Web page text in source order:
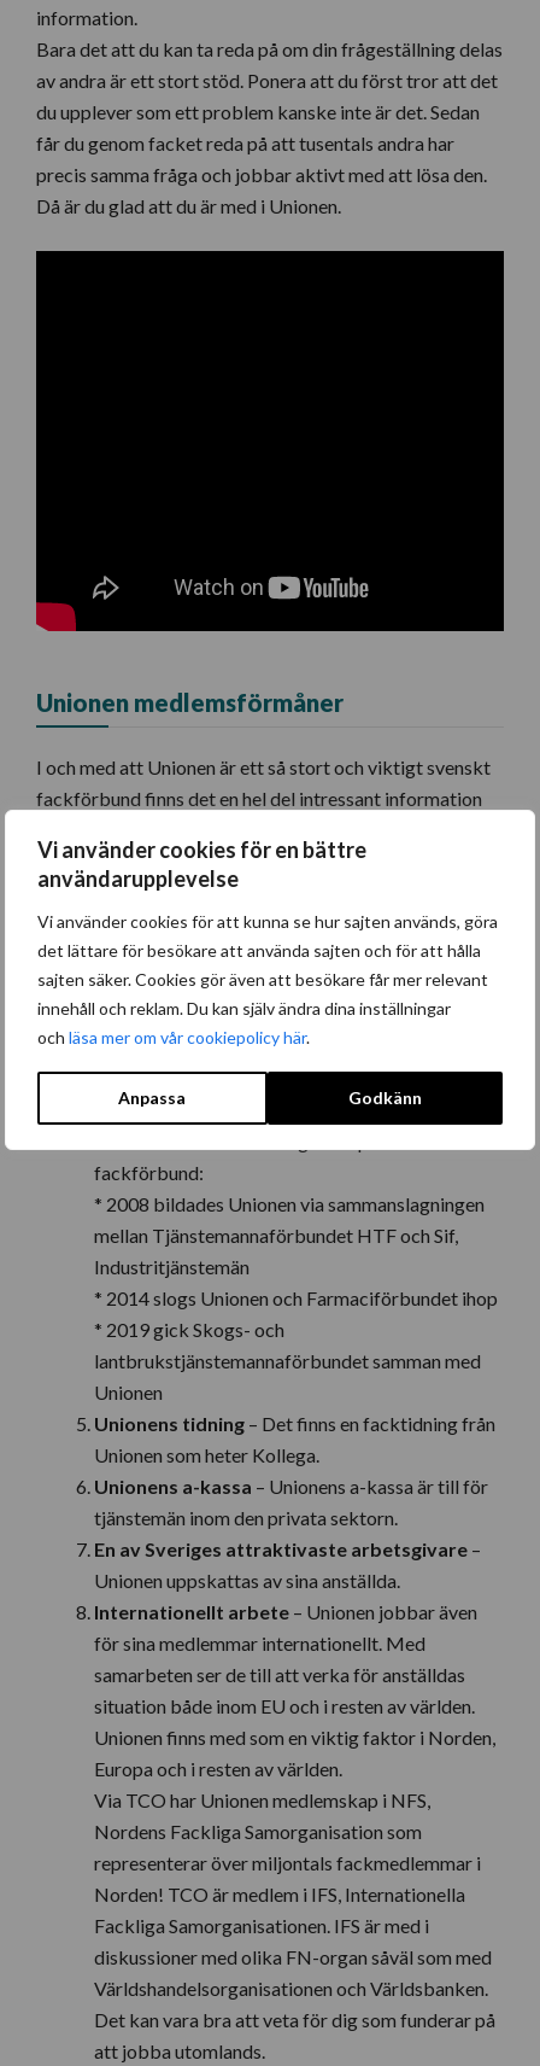
Vi använder cookies för en bättre
användarupplevelse
Vi använder cookies för att kunna se hur sajten används, göra
det lättare för besökare att använda sajten och för att hålla
sajten säker. Cookies gör även att besökare får mer relevant
innehåll och reklam. Du kan själv ändra dina inställningar
och läsa mer om vår cookiepolicy här.
Anpassa Godkänn
information.
Bara det att du kan ta reda på om din frågeställning delas
av andra är ett stort stöd. Ponera att du först tror att det
du upplever som ett problem kanske inte är det. Sedan
får du genom facket reda på att tusentals andra har
precis samma fråga och jobbar aktivt med att lösa den.
Då är du glad att du är med i Unionen.
Unionen medlemsförmåner
I och med att Unionen är ett så stort och viktigt svenskt
fackförbund finns det en hel del intressant information
intresse både för dig som just nu försöker välja ett
fackförbund och för dig som redan är medlem i Unionen.
Här nedanför kan du hitta de medlemsförmåner du får
som medlem i Unionen.
Många medlemmar
Ombudsmän
Över hela Sverige och utomlands
Hopslagningar med andra förbund– Under
fackförbund:
* 2008 bildades Unionen via sammanslagningen
mellan Tjänstemannaförbundet HTF och Sif,
Industritjänstemän
* 2014 slogs Unionen och Farmaciförbundet ihop
* 2019 gick Skogs- och
lantbrukstjänstemannaförbundet samman med
Unionen
Unionens tidning – Det finns en facktidning från
Unionen som heter Kollega.
Unionens a-kassa – Unionens a-kassa är till för
tjänstemän inom den privata sektorn.
En av Sveriges attraktivaste arbetsgivare –
Unionen uppskattas av sina anställda.
Internationellt arbete – Unionen jobbar även
för sina medlemmar internationellt. Med
samarbeten ser de till att verka för anställdas
situation både inom EU och i resten av världen.
Unionen finns med som en viktig faktor i Norden,
Europa och i resten av världen.
Via TCO har Unionen medlemskap i NFS,
Nordens Fackliga Samorganisation som
representerar över miljontals fackmedlemmar i
Norden! TCO är medlem i IFS, Internationella
Fackliga Samorganisationen. IFS är med i
diskussioner med olika FN-organ såväl som med
Världshandelsorganisationen och Världsbanken.
Det kan vara bra att veta för dig som funderar på
att jobba utomlands.